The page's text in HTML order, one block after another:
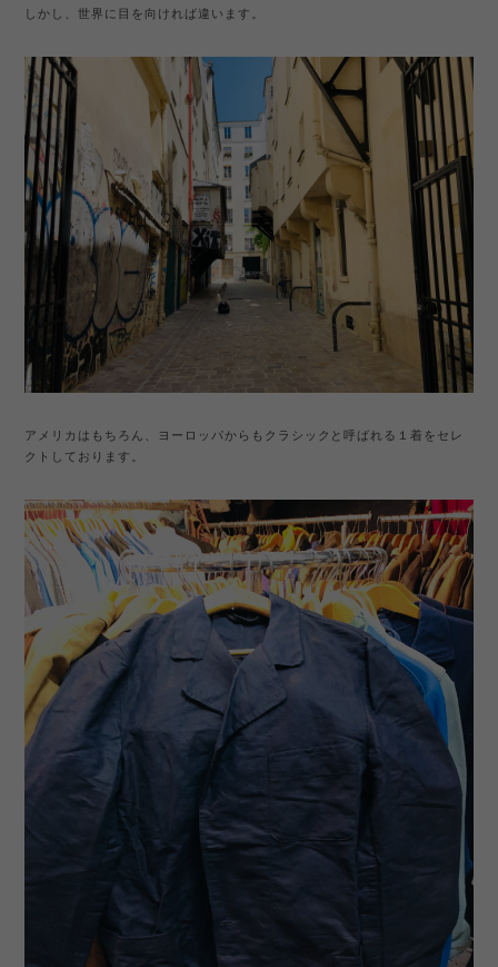
しかし、世界に目を向ければ違います。
アメリカはもちろん、ヨーロッパからもクラシックと呼ばれる１着をセレ
クトしております。